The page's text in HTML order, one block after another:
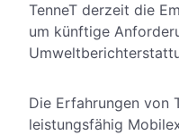
TenneT derzeit die
um künftige
Die Erfahrungen von
leistungsfähig